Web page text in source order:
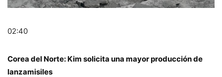
02:40
Corea del Norte: Kim solicita una mayor producción de
lanzamisiles